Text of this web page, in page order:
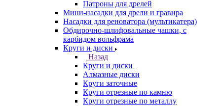
Патроны для дрелей
Мини-насадки для дрели и гравира
Насадки для реноватора (мультикатера)
Обдирочно-шлифовальные чашки, с
карбидом вольфрама
Круги и диски
Назад
Круги и диски
Алмазные диски
Круги заточные
Круги отрезные по камню
Круги отрезные по металлу